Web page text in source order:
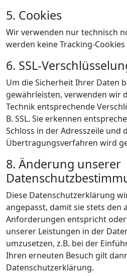
5. Cookies
Wir verwenden nur technisch
werden keine Tracking-
6. SSL-
Um die Sicherheit Ihrer Daten
gewährleisten, verwenden wir
Technik entsprechende
B. SSL. Sie erkennen
Schloss in der Adresszeile und
Übertragungsverfahren wird
8. Änderung unserer
Diese Datenschutzerklärung
angepasst, damit sie stets den
Anforderungen entspricht
unserer Leistungen in der
umzusetzen, z.B. bei der
Ihren erneuten Besuch gilt
Datenschutzerklärung.